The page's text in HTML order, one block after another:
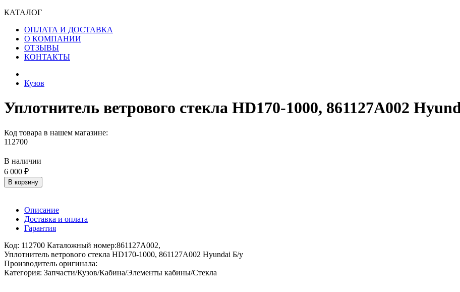
КАТАЛОГ
ОПЛАТА И ДОСТАВКА
О КОМПАНИИ
ОТЗЫВЫ
КОНТАКТЫ
Кузов
Уплотнитель ветрового стекла HD170-1000, 861127A002
Код товара в нашем магазине:
112700
В наличии
6 000 ₽
В корзину
Описание
Доставка и оплата
Гарантия
Код: 112700 Каталожный номер:861127A002,
Уплотнитель ветрового стекла HD170-1000, 861127A002 Hyundai Б/у
Производитель оригинала:
Категория: Запчасти/Кузов/Кабина/Элементы кабины/Стекла